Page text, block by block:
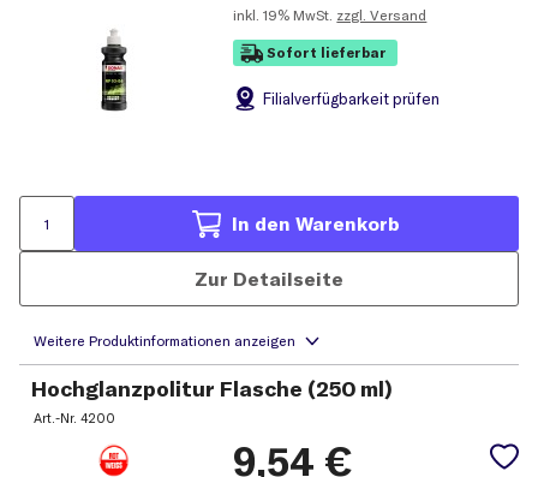
inkl. 19% MwSt. zzgl. Versand
Sofort lieferbar
Filialverfügbarkeit prüfen
In den Warenkorb
Zur Detailseite
Hochglanzpolitur Flasche (250 ml)
Art.-Nr.4200
9,54 €